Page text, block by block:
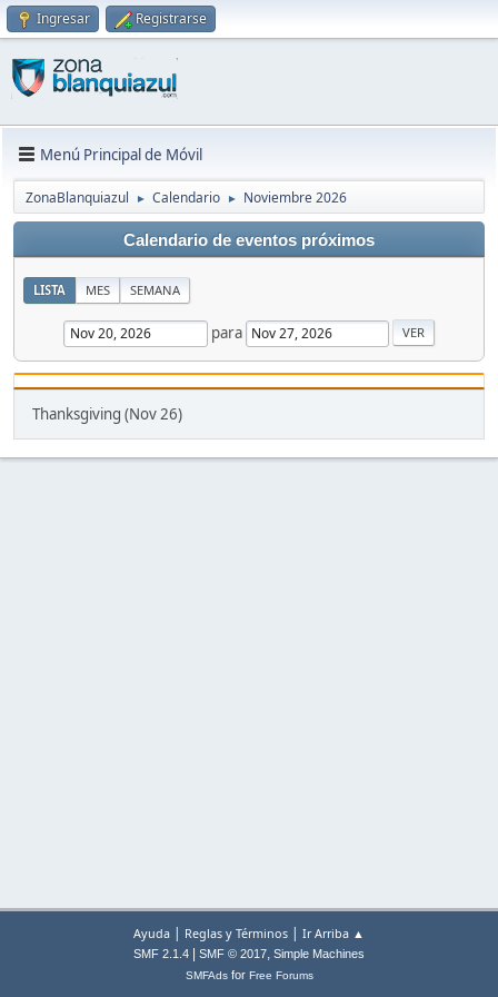
Ingresar Registrarse
Menú Principal de Móvil
ZonaBlanquiazul ► Calendario ► Noviembre 2026
Calendario de eventos próximos
LISTA MES SEMANA
para
Thanksgiving (Nov 26)
Ayuda | Reglas y Términos | Ir Arriba ▲
SMF 2.1.4 SMF © 2017, Simple Machines
SMFAdsfor Free Forums